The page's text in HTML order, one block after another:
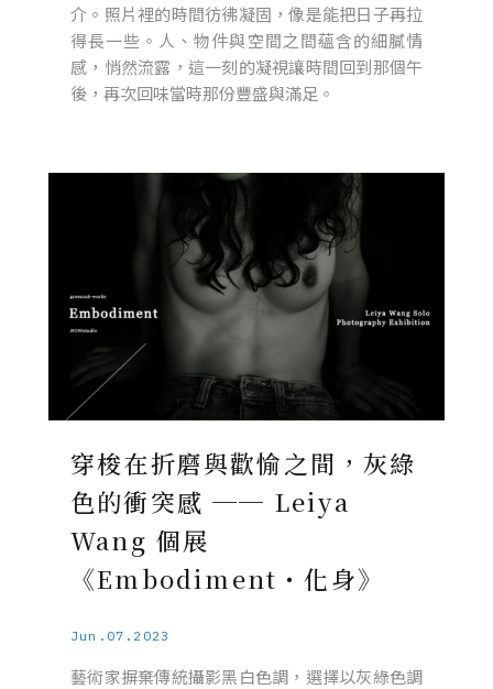
介。照片裡的時間彷彿凝固，像是能把日子再拉
得長一些。人、物件與空間之間蘊含的細膩情
感，悄然流露，這一刻的凝視讓時間回到那個午
後，再次回味當時那份豐盛與滿足。
穿梭在折磨與歡愉之間，灰綠
色的衝突感 ── Leiya
Wang 個展
《Embodiment・化身》
Jun.07.2023
藝術家摒棄傳統攝影黑白色調，選擇以灰綠色調